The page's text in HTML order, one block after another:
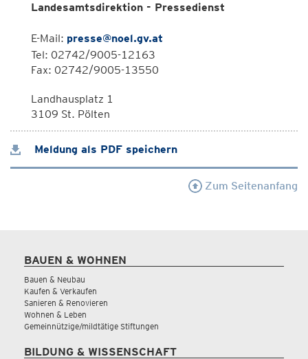
Landesamtsdirektion - Pressedienst
E-Mail: presse@noel.gv.at
Tel: 02742/9005-12163
Fax: 02742/9005-13550
Landhausplatz 1
3109 St. Pölten
Meldung als PDF speichern
Zum Seitenanfang
BAUEN & WOHNEN
Bauen & Neubau
Kaufen & Verkaufen
Sanieren & Renovieren
Wohnen & Leben
Gemeinnützige/mildtätige Stiftungen
BILDUNG & WISSENSCHAFT